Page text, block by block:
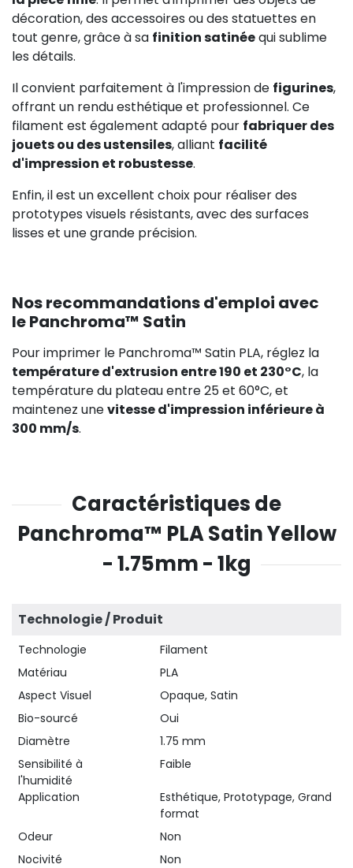
décoration, des accessoires ou des statuettes en
tout genre, grâce à sa finition satinéequi sublime
les détails.
Il convient parfaitement à l'impression de figurines,
offrant un rendu esthétique et professionnel. Ce
filament est également adapté pour fabriquer des
jouets ou des ustensiles, alliant facilité
d'impression et robustesse.
Enfin, il est un excellent choix pour réaliser des
prototypes visuels résistants, avec des surfaces
lisses et une grande précision.
Nos recommandations d'emploi avec
le Panchroma™ Satin
Pour imprimer le Panchroma™ Satin PLA, réglez la
température d'extrusion entre 190 et 230°C, la
température du plateau entre 25 et 60°C, et
maintenez unevitesse d'impression inférieure à
300 mm/s.
Caractéristiques de
Panchroma™ PLA Satin Yellow
- 1.75mm - 1kg
Technologie / Produit
Technologie
Filament
Matériau
PLA
Aspect Visuel
Opaque, Satin
Bio-sourcé
Oui
Diamètre
1.75 mm
Sensibilité à
l'humidité
Faible
Application
Esthétique, Prototypage, Grand
format
Odeur
Non
Nocivité
Non